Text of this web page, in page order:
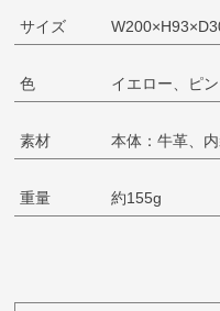
サイズ
色 イエロー、ピ
素材 本体：牛革、
重量 約155g